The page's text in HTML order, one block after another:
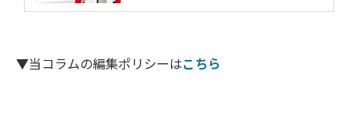
▼当コラムの編集ポリシーはこちら